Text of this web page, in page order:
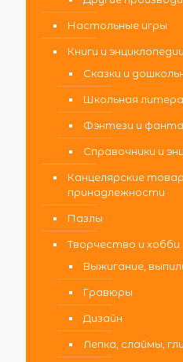
Настольные игры
Книги и энциклопедии
Сказки и
Школьная
Фэнтези и
Справочники и
Канцелярские
принадлежности
Пазлы
Творчество и хобби
Выжигание,
Гравюры
Дизайн
Лепка, слаймы,